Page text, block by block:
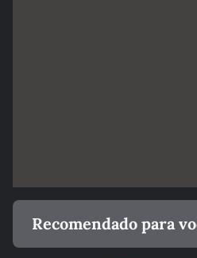
Recomendado para